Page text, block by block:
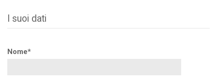
I suoi dati
Nome*